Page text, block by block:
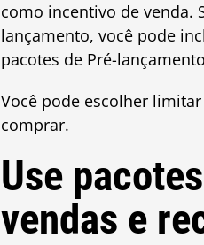
como incentivo de venda.
lançamento, você pode
pacotes de Pré-
Você pode escolher
comprar.
Use
vendas e